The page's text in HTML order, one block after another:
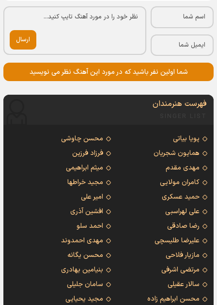
ارسال
شما اولین نفر باشید که در مورد این آهنگ نظر می نویسید
فهرست هنرمندان
پویا بیاتی
محسن چاوشی
همایون شجریان
فرزاد فرزین
مهدی مقدم
میثم ابراهیمی
کامران مولایی
مجید خراطها
حمید عسکری
امیر علی
علی لهراسبی
افشین آذری
رضا صادقی
احمد سلو
علیرضا طلیسچی
مهدی احمدوند
مازیار فلاحی
محسن یگانه
مرتضی اشرفی
بنیامین بهادری
سالار عقیلی
سامان جلیلی
محسن ابراهیم زاده
مجید یحیایی